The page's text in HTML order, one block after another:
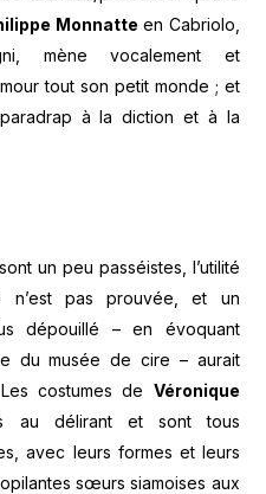
Monnatte en Cabriolo,
mène vocalement et
tout son petit monde ; et
à la diction et à la
sont un peu passéistes, l’utilité
n’est pas prouvée, et un
dépouillé – en évoquant
du musée de cire – aurait
costumes de Véronique
au délirant et sont tous
avec leurs formes et leurs
sœurs siamoises aux